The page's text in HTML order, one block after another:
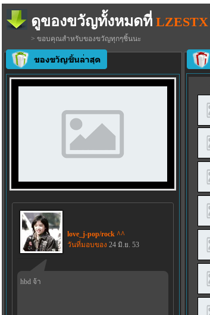
ดูของขวัญทั้งหมดที่ LZESTX
> ขอบคุณสำหรับของขวัญทุกๆชิ้นนะ
love_j-pop/rock ^^
วันที่มอบของ 24 มิ.ย. 53
hbd จ้า